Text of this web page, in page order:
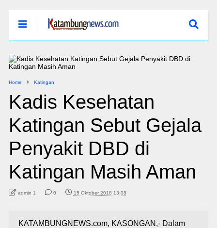
Home Katingan
Kadis Kesehatan
Katingan Sebut Gejala
Penyakit DBD di
Katingan Masih Aman
admin 1 0 15 Oktober 2018 13:08
KATAMBUNGNEWS.com, KASONGAN,- Dalam